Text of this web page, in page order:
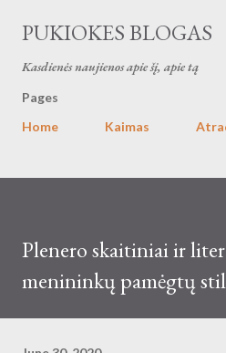
Skip to main
PUKIOKES BLOGAS
Kasdienės naujienos apie šį, apie tą
Pages
Home
Kaimas
Plenero skaitiniai ir
menininkų pamėgtų